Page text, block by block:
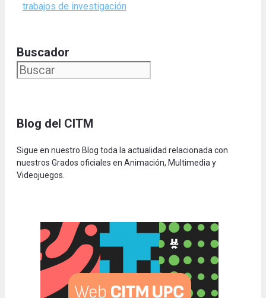
trabajos de investigación
Buscador
Blog del CITM
Sigue en nuestro Blog toda la actualidad relacionada con
nuestros Grados oficiales en Animación, Multimedia y
Videojuegos.